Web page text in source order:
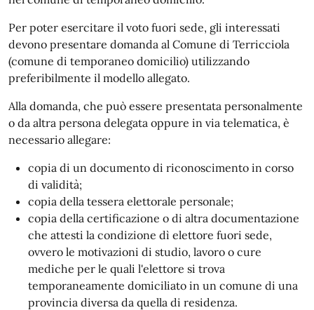
Per poter esercitare il voto fuori sede, gli interessati
devono presentare domanda al Comune di Terricciola
(comune di temporaneo domicilio) utilizzando
preferibilmente il modello allegato.
Alla domanda, che può essere presentata personalmente
o da altra persona delegata oppure in via telematica, è
necessario allegare:
copia di un documento di riconoscimento in corso
di validità;
copia della tessera elettorale personale;
copia della certificazione o di altra documentazione
che attesti la condizione dì elettore fuori sede,
ovvero le motivazioni di studio, lavoro o cure
mediche per le quali l'elettore si trova
temporaneamente domiciliato in un comune di una
provincia diversa da quella di residenza.